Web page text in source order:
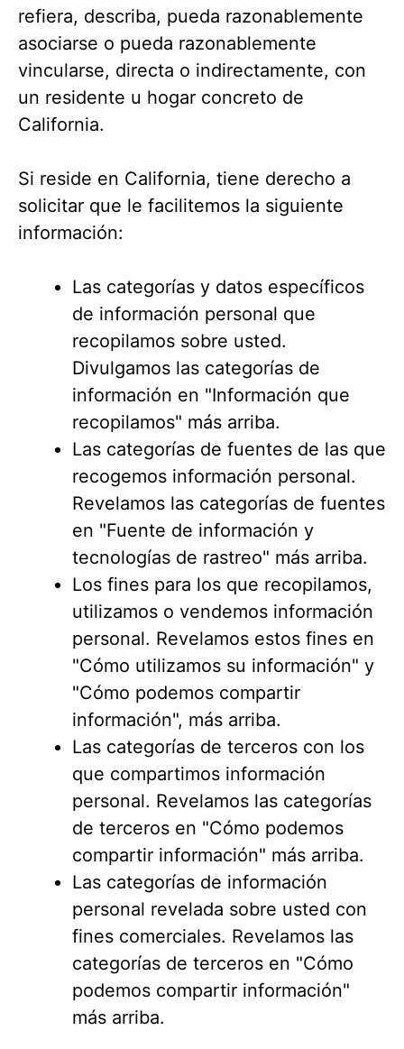
refiera, describa, pueda razonablemente
asociarse o pueda razonablemente
vincularse, directa o indirectamente, con
un residente u hogar concreto de
California.
Si reside en California, tiene derecho a
solicitar que le facilitemos la siguiente
información:
Las categorías y datos específicos
de información personal que
recopilamos sobre usted.
Divulgamos las categorías de
información en "Información que
recopilamos" más arriba.
Las categorías de fuentes de las que
recogemos información personal.
Revelamos las categorías de fuentes
en "Fuente de información y
tecnologías de rastreo" más arriba.
Los fines para los que recopilamos,
utilizamos o vendemos información
personal. Revelamos estos fines en
"Cómo utilizamos su información" y
"Cómo podemos compartir
información", más arriba.
Las categorías de terceros con los
que compartimos información
personal. Revelamos las categorías
de terceros en "Cómo podemos
compartir información" más arriba.
Las categorías de información
personal revelada sobre usted con
fines comerciales. Revelamos las
categorías de terceros en "Cómo
podemos compartir información"
más arriba.